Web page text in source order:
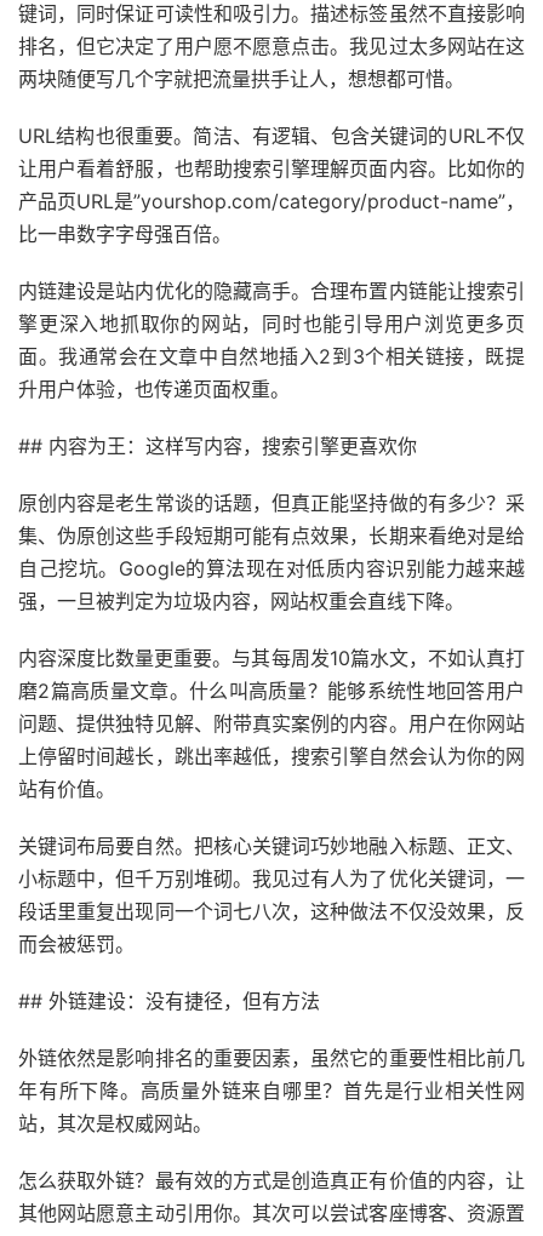
键词，同时保证可读性和吸引力。描述标签虽然不直接影响
排名，但它决定了用户愿不愿意点击。我见过太多网站在这
两块随便写几个字就把流量拱手让人，想想都可惜。
URL结构也很重要。简洁、有逻辑、包含关键词的URL不仅
让用户看着舒服，也帮助搜索引擎理解页面内容。比如你的
产品页URL是”yourshop.com/category/product-name”，
比一串数字字母强百倍。
内链建设是站内优化的隐藏高手。合理布置内链能让搜索引
擎更深入地抓取你的网站，同时也能引导用户浏览更多页
面。我通常会在文章中自然地插入2到3个相关链接，既提
升用户体验，也传递页面权重。
## 内容为王：这样写内容，搜索引擎更喜欢你
原创内容是老生常谈的话题，但真正能坚持做的有多少？采
集、伪原创这些手段短期可能有点效果，长期来看绝对是给
自己挖坑。Google的算法现在对低质内容识别能力越来越
强，一旦被判定为垃圾内容，网站权重会直线下降。
内容深度比数量更重要。与其每周发10篇水文，不如认真打
磨2篇高质量文章。什么叫高质量？能够系统性地回答用户
问题、提供独特见解、附带真实案例的内容。用户在你网站
上停留时间越长，跳出率越低，搜索引擎自然会认为你的网
站有价值。
关键词布局要自然。把核心关键词巧妙地融入标题、正文、
小标题中，但千万别堆砌。我见过有人为了优化关键词，一
段话里重复出现同一个词七八次，这种做法不仅没效果，反
而会被惩罚。
## 外链建设：没有捷径，但有方法
外链依然是影响排名的重要因素，虽然它的重要性相比前几
年有所下降。高质量外链来自哪里？首先是行业相关性网
站，其次是权威网站。
怎么获取外链？最有效的方式是创造真正有价值的内容，让
其他网站愿意主动引用你。其次可以尝试客座博客、资源置